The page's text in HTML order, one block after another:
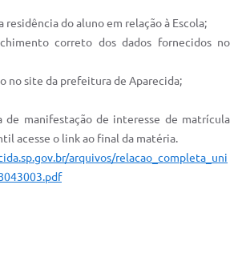
residência do aluno em relação à Escola;
correto dos dados fornecidos no
no site da prefeitura de Aparecida;
de manifestação de interesse de matrícula
acesse o link ao final da matéria.
arquivos/relacao_completa_uni